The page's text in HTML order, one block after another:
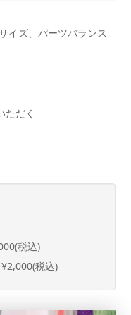
イズ、パーツバランス
ただく
税込)
税込)